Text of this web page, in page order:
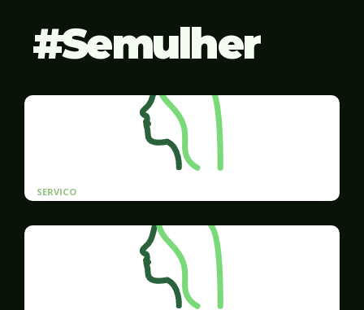
Semulher
SERVICO
mulheres vítimas de violência